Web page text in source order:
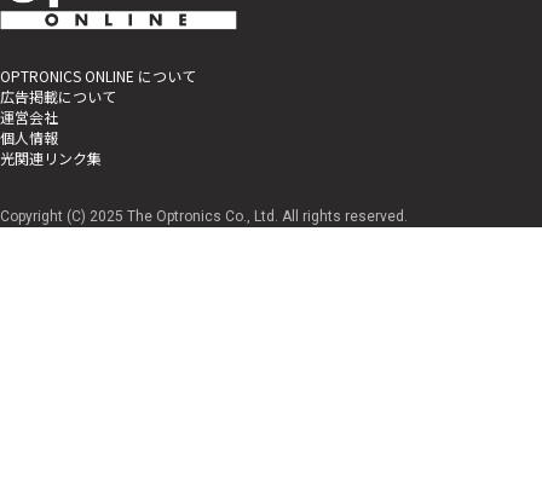
OPTRONICS ONLINE について
広告掲載について
運営会社
個人情報
光関連リンク集
Copyright (C) 2025 The Optronics Co., Ltd. All rights reserved.